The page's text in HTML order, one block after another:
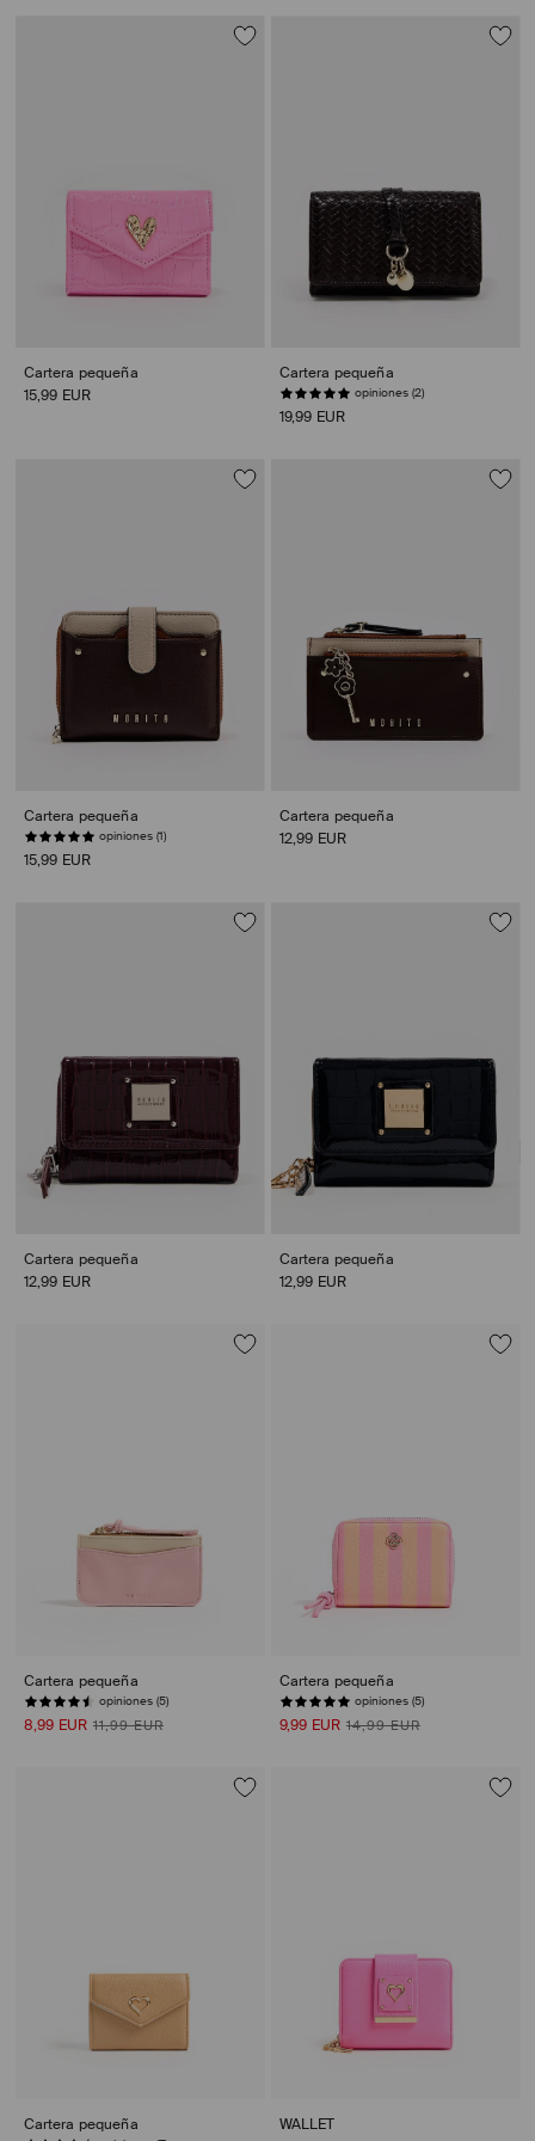
Cartera pequeña
15,99 EUR
Cartera pequeña
opiniones (2)
19,99 EUR
Cartera pequeña
opiniones (1)
15,99 EUR
Cartera pequeña
12,99 EUR
Cartera pequeña
12,99 EUR
Cartera pequeña
12,99 EUR
Cartera pequeña
opiniones (5)
8,99 EUR 11,99 EUR
Cartera pequeña
opiniones (5)
9,99 EUR 14,99 EUR
Cartera pequeña WALLET